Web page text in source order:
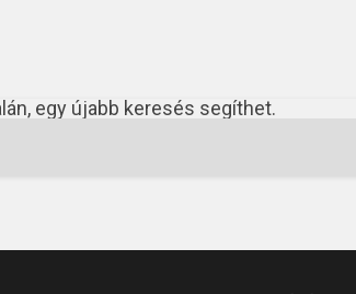
egy újabb keresés segíthet.